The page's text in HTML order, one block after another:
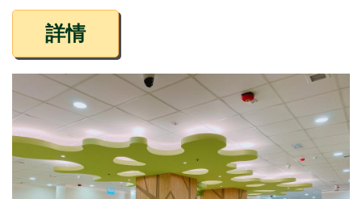
詳情